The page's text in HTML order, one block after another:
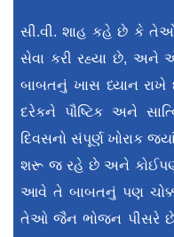
સી.વી. શાહ કહે છે કે તેઓ
સેવા કરી રહ્યા છે,
બાબતનું ખાસ ધ્યાન
દરેકને પૌષ્ટિક અને
દિવસનો સંપૂર્ણ ખોરાક
શરૂ જ રહે છે અને કોઈપણ
આવે તે બાબતનું પણ
તેઓ જૈન ભોજન પીસરે છે